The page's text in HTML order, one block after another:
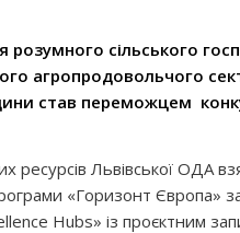
сільського
агропродовольчого
став переможцем
ресурсів Львівської ОДА
«Горизонт Європа»
Hubs» із проєктним